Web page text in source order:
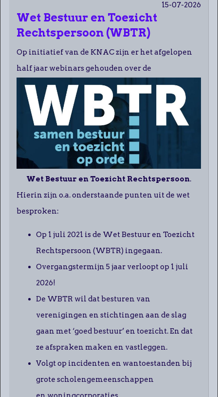
15-07-2026
Wet Bestuur en Toezicht
Rechtspersoon (WBTR)
Op initiatief van de KNAC zijn er het afgelopen
half jaar webinars gehouden over de
Wet Bestuur en Toezicht Rechtspersoon.
Hierin zijn o.a. onderstaande punten uit de wet
besproken:
Op 1 juli 2021 is de Wet Bestuur en Toezicht
Rechtspersoon (WBTR) ingegaan.
Overgangstermijn 5 jaar verloopt op 1 juli
2026!
De WBTR wil dat besturen van
verenigingen en stichtingen aan de slag
gaan met ‘goed bestuur’ en toezicht. En dat
ze afspraken maken en vastleggen.
Volgt op incidenten en wantoestanden bij
grote scholengemeenschappen